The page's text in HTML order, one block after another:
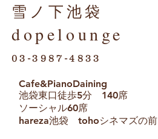
雪ノ下池袋
dopelounge
03-3987-4833
Cafe&PianoDaining
池袋東口徒歩5分 140席
ソーシャル60席
hareza池袋 tohoシネマズの前